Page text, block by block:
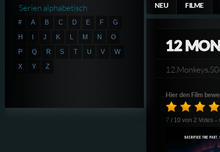
NEU FILME
12
Hier den Film
7 / 10 von2 Votes –
Serien alphabetisch
# A B C D E F
G
H
I J K L M N
O
P
Q R S T U V
W
X
Y Z